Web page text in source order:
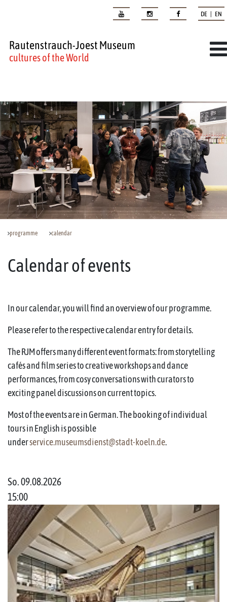
DE | EN
Rautenstrauch-Joest Museum
cultures of the World
programme calendar
Calendar of events
In our calendar, you will find an overview of our programme.
Please refer to the respective calendar entry for details.
The RJM offers many different event formats: from storytelling
cafés and film series to creative workshops and dance
performances, from cosy conversations with curators to
exciting panel discussions on current topics.
Most of the events are in German. The booking of individual
tours in English is possible
underservice.museumsdienst@stadt-koeln.de.
So. 09.08.2026
15:00